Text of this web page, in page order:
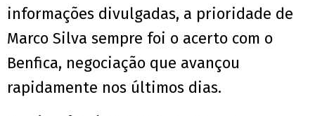
informações divulgadas, a prioridade de
Marco Silva sempre foi o acerto com o
Benfica, negociação que avançou
rapidamente nos últimos dias.